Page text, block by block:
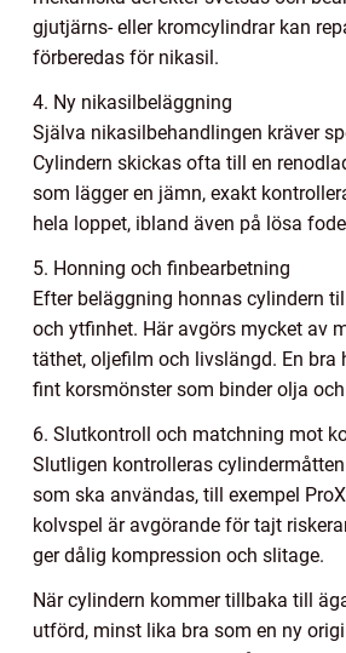
gjutjärns- eller kromcylindrar kan
förberedas för nikasil.
4. Ny nikasilbeläggning
Själva nikasilbehandlingen kräver
Cylindern skickas ofta till en
som lägger en jämn, exakt
hela loppet, ibland även på lösa
5. Honning och finbearbetning
Efter beläggning honnas cylindern
och ytfinhet. Här avgörs mycket av
täthet, oljefilm och livslängd. En bra
fint korsmönster som binder olja
6. Slutkontroll och matchning mot
Slutligen kontrolleras
som ska användas, till exempel
kolvspel är avgörande för tajt
ger dålig kompression och slitage.
När cylindern kommer tillbaka till
utförd, minst lika bra som en ny